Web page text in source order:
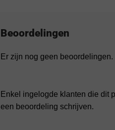
Beoordelingen
Er zijn nog geen beoordelingen.
Enkel ingelogde klanten die dit
een beoordeling schrijven.